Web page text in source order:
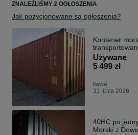
ZNALEŹLIŚMY 2 OGŁOSZENIA
Jak pozycjonowane są ogłoszenia?
Kontener
Używane
5 499 zł
Iława
31 lipca 2026
40HC po jednym
Morski z